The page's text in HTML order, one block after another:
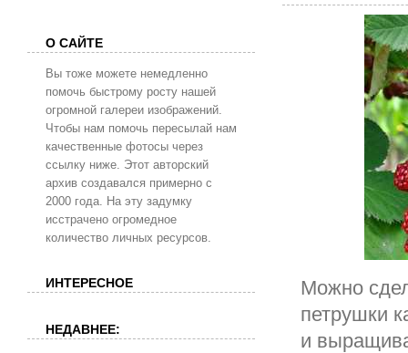
Можно
петрушки
и
О САЙТЕ
Вы тоже можете немедленно
помочь быстрому росту нашей
огромной галереи изображений.
Чтобы нам помочь пересылай нам
качественные фотосы через
ссылку ниже. Этот авторский
архив создавался примерно с
2000 года. На эту задумку
исстрачено огромедное
количество личных ресурсов.
ИНТЕРЕСНОЕ
НЕДАВНЕЕ: